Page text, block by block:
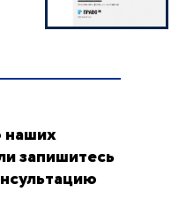
наших
запишитесь